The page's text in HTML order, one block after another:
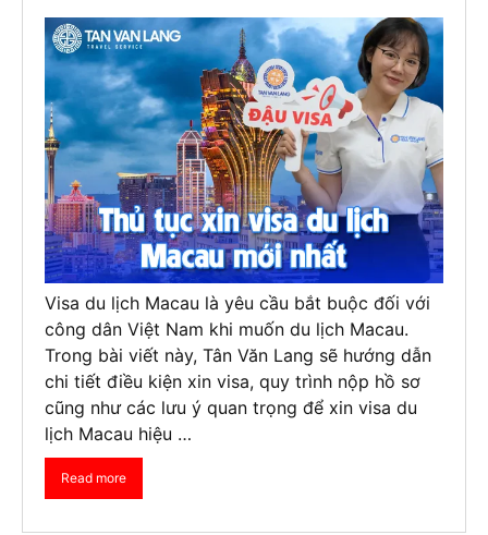
Visa du lịch Macau là yêu cầu bắt buộc đối với
công dân Việt Nam khi muốn du lịch Macau.
Trong bài viết này, Tân Văn Lang sẽ hướng dẫn
chi tiết điều kiện xin visa, quy trình nộp hồ sơ
cũng như các lưu ý quan trọng để xin visa du
lịch Macau hiệu …
Read more